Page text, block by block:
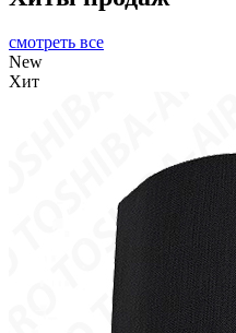
смотреть все
New
Хит